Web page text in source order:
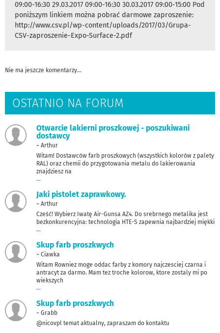
09:00-16:30 29.03.2017 09:00-16:30 30.03.2017 09:00-15:00 Pod
poniższym linkiem można pobrać darmowe zaproszenie:
http://www.csv.pl/wp-content/uploads/2017/03/Grupa-
CSV-zaproszenie-Expo-Surface-2.pdf
Nie ma jeszcze komentarzy...
OSTATNIO NA FORUM
Otwarcie lakierni proszkowej - poszukiwani
dostawcy
~ Arthur
Witam! Dostawców farb proszkowych (wszystkich kolorów z palety
RAL) oraz chemii do przygotowania metalu do lakierowania
znajdziesz na
...
Jaki pistolet zaprawkowy.
~ Arthur
Cześć! Wybierz Iwatę Air-Gunsa AZ4. Do srebrnego metalika jest
bezkonkurencyjna: technologia HTE-S zapewnia najbardziej miękki
...
Skup farb proszkwych
~ Ciawka
Witam Rowniez moge oddac farby z komory najczesciej czarna i
antracyt za darmo. Mam tez troche kolorow, ktore zostaly mi po
wiekszych
...
Skup farb proszkwych
~ Grabb
@nicovpl temat aktualny, zapraszam do kontaktu